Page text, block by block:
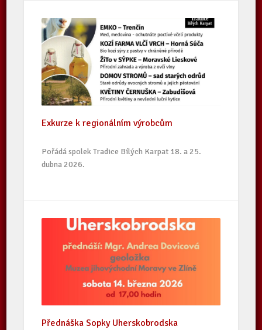
Exkurze k regionálním výrobcům
Pořádá spolek Tradice Bílých Karpat 18. a 25.
dubna 2026.
Přednáška Sopky Uherskobrodska